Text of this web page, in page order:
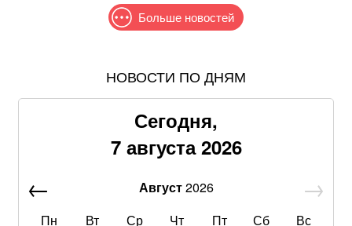
Больше новостей
Самый полезный десерт для сердца, который легко
В Офисе президента рассказали, рассматривают ли
возвращение Федорова в Минобороны
Американская модель Алекса Коллинз порадовала
НОВОСТИ ПО ДНЯМ
Сегодня,
7 августа 2026
Август2026
Пн
Вт Ср Чт Пт Сб Вс